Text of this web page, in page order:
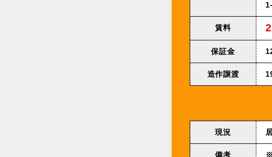
賃料
保証金
造作譲渡
現況
備考